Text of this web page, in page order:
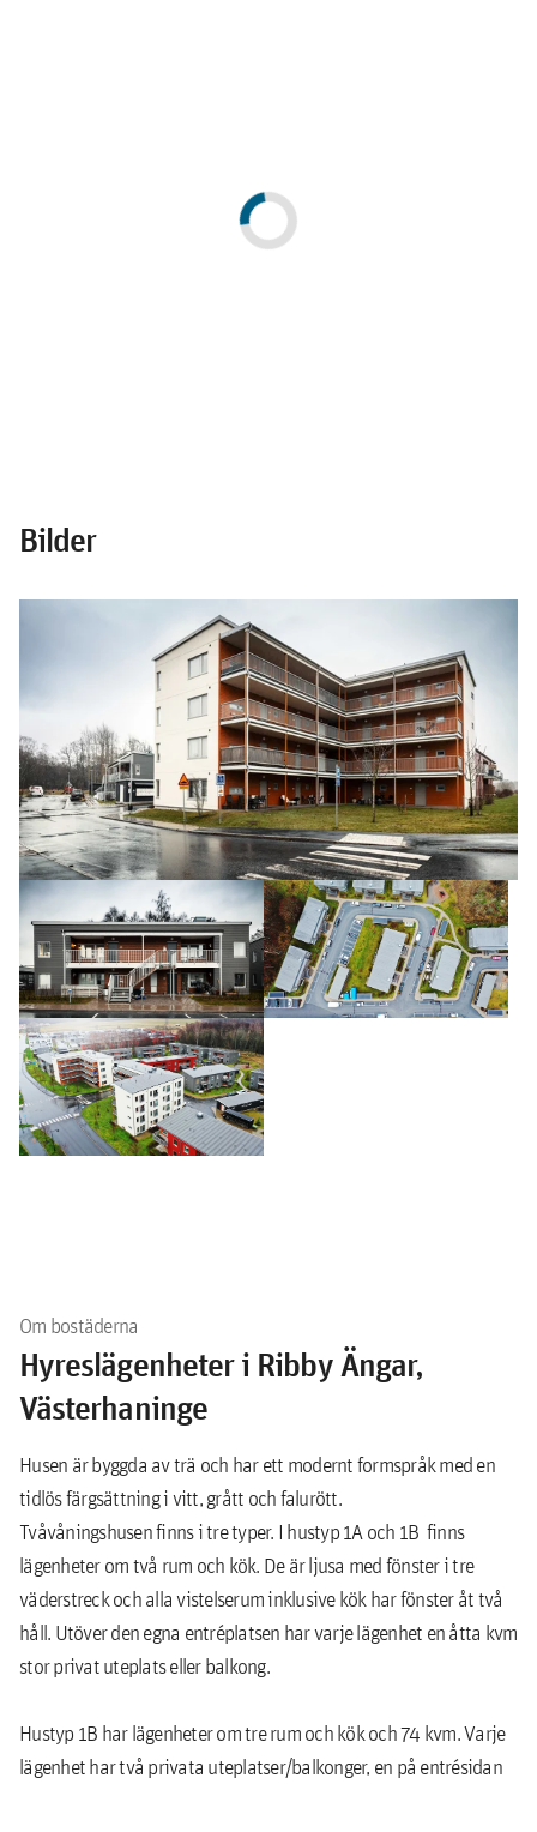
Bilder
Om bostäderna
Hyreslägenheter i Ribby Ängar,
Västerhaninge
Husen är byggda av trä och har ett modernt formspråk med en
tidlös färgsättning i vitt, grått och falurött.
Tvåvåningshusen finns i tre typer. I hustyp 1A och 1B finns
lägenheter om två rum och kök. De är ljusa med fönster i tre
väderstreck och alla vistelserum inklusive kök har fönster åt två
håll. Utöver den egna entréplatsen har varje lägenhet en åtta kvm
stor privat uteplats eller balkong.
Hustyp 1B har lägenheter om tre rum och kök och 74 kvm. Varje
lägenhet har två privata uteplatser/balkonger, en på entrésidan